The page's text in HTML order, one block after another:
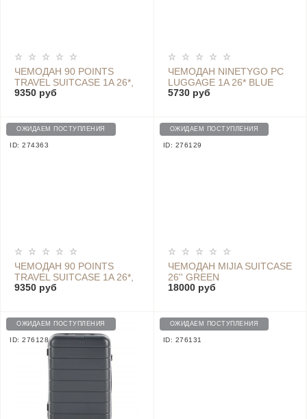
ЧЕМОДАН 90 POINTS
TRAVEL SUITCASE 1A 26*,
BLACK
9350 руб
ЧЕМОДАН NINETYGO PC
LUGGAGE 1A 26* BLUE
445Х275Х645
5730 руб
ОЖИДАЕМ ПОСТУПЛЕНИЯ
ID: 274363
ЧЕМОДАН 90 POINTS
TRAVEL SUITCASE 1A 26*,
GRAY
9350 руб
ОЖИДАЕМ ПОСТУПЛЕНИЯ
ID: 276129
ЧЕМОДАН MIJIA SUITCASE
26'' GREEN
18000 руб
ОЖИДАЕМ ПОСТУПЛЕНИЯ
ID: 276128
ОЖИДАЕМ ПОСТУПЛЕНИЯ
ID: 276131